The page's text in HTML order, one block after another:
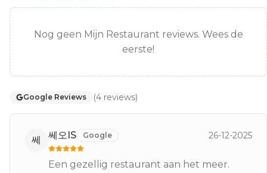
Nog geen Mijn Restaurant reviews. Wees de
eerste!
Google Reviews (4 reviews)
쎄 쎄오IS Google 26-12-2025
Een gezellig restaurant aan het meer.